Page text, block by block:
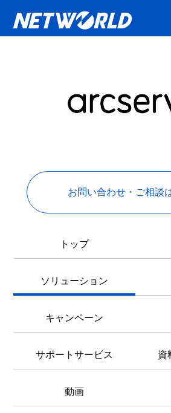
お問い合わせ・ご相談
トップ
ソリューション
キャンペーン
サポートサービス 資
動画